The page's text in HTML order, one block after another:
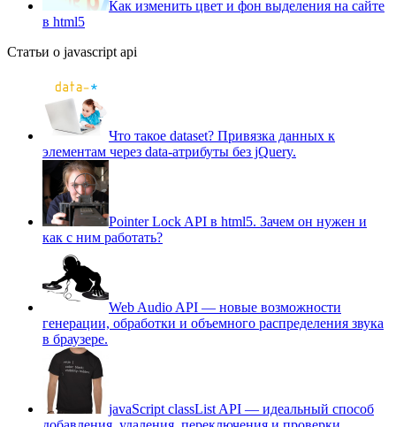
Как изменить цвет и фон выделения на сайте
в html5
Статьи о javascript api
Что такое dataset? Привязка данных к
элементам через data-атрибуты без jQuery.
Pointer Lock API в html5. Зачем он нужен и
как с ним работать?
Web Audio API — новые возможности
генерации, обработки и объемного распределения звука
в браузере.
javaScript classList API — идеальный способ